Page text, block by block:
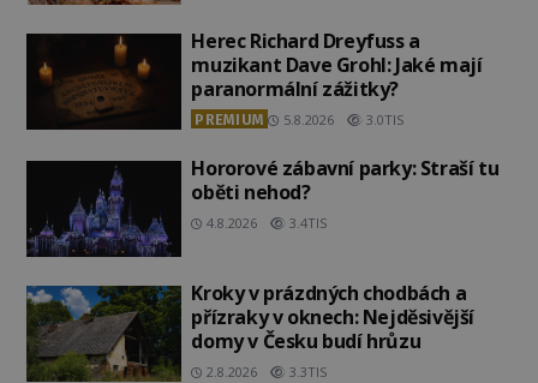
Herec Richard Dreyfuss a
muzikant Dave Grohl: Jaké mají
paranormální zážitky?
PREMIUM 5.8.2026 3.0TIS
Hororové zábavní parky: Straší tu
oběti nehod?
4.8.2026 3.4TIS
Kroky v prázdných chodbách a
přízraky v oknech: Nejděsivější
domy v Česku budí hrůzu
2.8.2026 3.3TIS